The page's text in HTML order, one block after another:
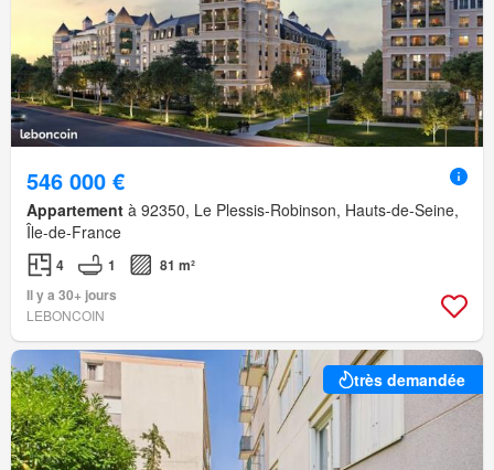
546 000 €
Appartement à 92350, Le Plessis-Robinson, Hauts-de-Seine,
Île-de-France
4 1
81 m²
Il y a 30+ jours
LEBONCOIN
très demandée